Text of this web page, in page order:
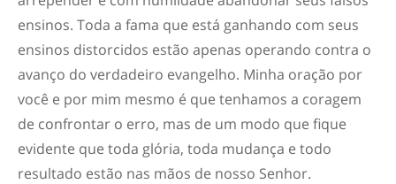
ensinos. Toda a fama que está ganhando com seus
ensinos distorcidos estão apenas operando contra o
avanço do verdadeiro evangelho. Minha oração por
você e por mim mesmo é que tenhamos a coragem
de confrontar o erro, mas de um modo que fique
evidente que toda glória, toda mudança e todo
resultado estão nas mãos de nosso Senhor.